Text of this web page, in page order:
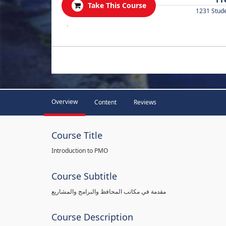
Take This Course
1231
.
Overview Content Reviews
Course Title
Introduction to PMO
Course Subtitle
مقدمة في مكاتب المحافظ والبرامج والمشاريع
Course Description